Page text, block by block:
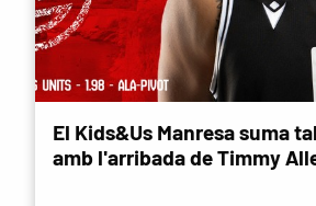
El Kids&Us Manresa suma
amb l'arribada de Timmy